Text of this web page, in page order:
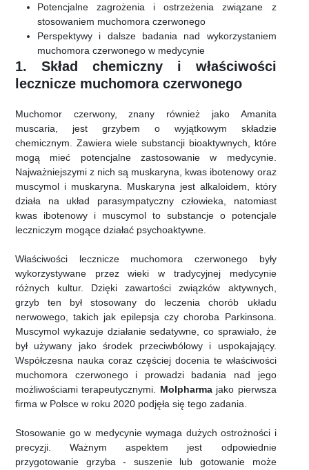
Potencjalne zagrożenia i ostrzeżenia związane z
stosowaniem muchomora czerwonego
Perspektywy i dalsze badania nad wykorzystaniem
muchomora czerwonego w medycynie
1. Skład chemiczny i właściwości
lecznicze muchomora czerwonego
Muchomor czerwony, znany również jako Amanita
muscaria, jest grzybem o wyjątkowym składzie
chemicznym. Zawiera wiele substancji bioaktywnych, które
mogą mieć potencjalne zastosowanie w medycynie.
Najważniejszymi z nich są muskaryna, kwas ibotenowy oraz
muscymol i muskaryna. Muskaryna jest alkaloidem, który
działa na układ parasympatyczny człowieka, natomiast
kwas ibotenowy i muscymol to substancje o potencjale
leczniczym mogące działać psychoaktywne.
Właściwości lecznicze muchomora czerwonego były
wykorzystywane przez wieki w tradycyjnej medycynie
różnych kultur. Dzięki zawartości związków aktywnych,
grzyb ten był stosowany do leczenia chorób układu
nerwowego, takich jak epilepsja czy choroba Parkinsona.
Muscymol wykazuje działanie sedatywne, co sprawiało, że
był używany jako środek przeciwbólowy i uspokajający.
Współczesna nauka coraz częściej docenia te właściwości
muchomora czerwonego i prowadzi badania nad jego
możliwościami terapeutycznymi. Molpharmajako pierwsza
firma w Polsce w roku 2020 podjęła się tego zadania.
Stosowanie go w medycynie wymaga dużych ostrożności i
precyzji. Ważnym aspektem jest odpowiednie
przygotowanie grzyba - suszenie lub gotowanie może